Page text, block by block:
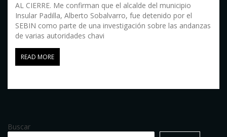
AL CIERRE. Me confirman que el alcalde del municipio
Insular Padilla, Alberto Sobalvarro, fue detenido por el
SEBIN como parte de una investigación sobre las andanzas
de varias autoridades chavi
READ MORE
Buscar